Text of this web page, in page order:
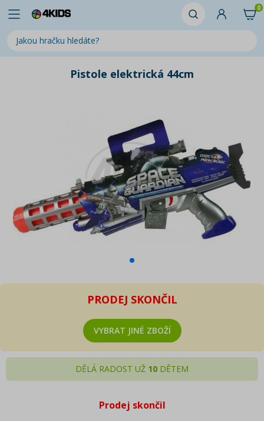
0
Pistole elektrická 44cm
PRODEJ SKONČIL
VYBRAT JINÉ ZBOŽÍ
DĚLÁ RADOST UŽ 10 DĚTEM
Prodej skončil